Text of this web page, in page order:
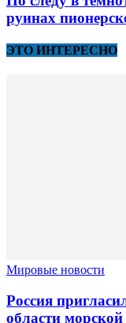
руинах
ЭТО ИНТЕРЕСНО
Мировые новости
Россия
области